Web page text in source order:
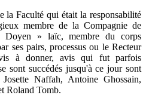
la Faculté qui était la responsabilité
membre de la Compagnie de
Doyen » laïc, membre du corps
ses pairs, processus ou le Recteur
à donner, avis qui fut parfois
sont succédés jusqu'à ce jour sont
Naffah, Antoine Ghossain,
Roland Tomb.